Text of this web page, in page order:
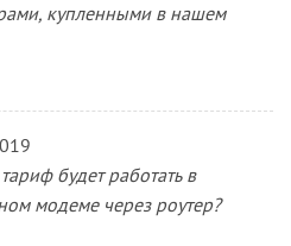
купленными в нашем
будет работать в
модеме через роутер?